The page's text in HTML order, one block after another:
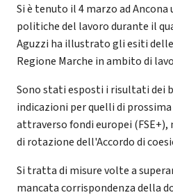
Si è tenuto il 4 marzo ad
politiche del lavoro durante il
Aguzzi ha illustrato gli esiti
Regione Marche in ambito di
Sono stati esposti i risultati dei
indicazioni per quelli di
attraverso fondi europei (FSE+),
di rotazione dell'Accordo di
Si tratta di misure volte a
mancata corrispondenza della